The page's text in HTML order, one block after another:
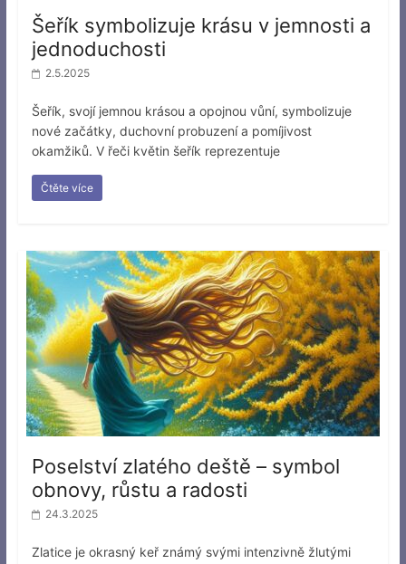
Šeřík symbolizuje krásu v jemnosti a
jednoduchosti
2.5.2025
Šeřík, svojí jemnou krásou a opojnou vůní, symbolizuje
nové začátky, duchovní probuzení a pomíjivost
okamžiků. V řeči květin šeřík reprezentuje
Čtěte více
Poselství zlatého deště – symbol
obnovy, růstu a radosti
24.3.2025
Zlatice je okrasný keř známý svými intenzivně žlutými